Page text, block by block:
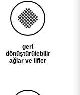
geri
dönüştürülebilir
ağlar ve lifler